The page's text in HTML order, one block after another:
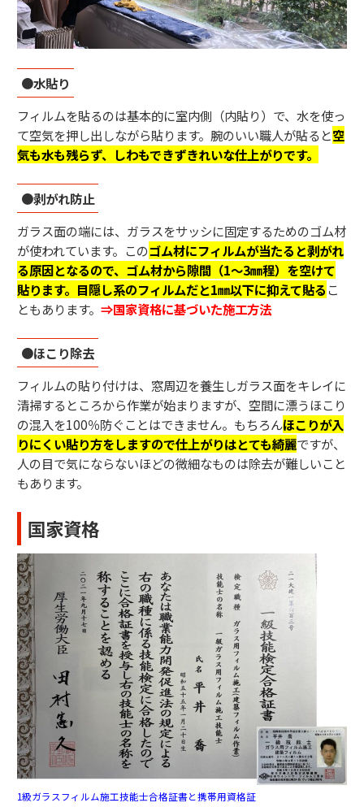
●水貼り
フィルムを貼るのは基本的に室内側（内貼り）で、水を使っ
て空気を押し出しながら貼ります。腕のいい職人が貼ると空
気も水も残らず、しわもできずきれいな仕上がりです。
●剥がれ防止
ガラス面の端には、ガラスをサッシに固定するためのゴム材
が使われています。このゴム材にフィルムが当たると剥がれ
る原因となるので、 ゴム材から隙間（1～3㎜程）を空けて
貼ります。 目隠し系のフィルムだと1㎜以下に抑えて貼る こ
ともあります。 ⇒国家資格に基づいた施工方法
●ほこり除去
フィルムの貼り付けは、窓周辺を養生しガラス面をキレイに
清掃するところから作業が始まりますが、空間に漂うほこり
の混入を100％防ぐことはできません。もちろんほこりが入
りにくい貼り方をしますので仕上がりはとても綺麗ですが、
人の目で気にならないほどの微細なものは除去が難しいこと
もあります。
国家資格
1級ガラスフィルム施工技能士合格証書と携帯用資格証